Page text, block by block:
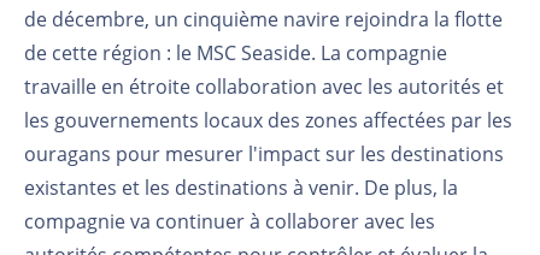
de décembre, un cinquième navire rejoindra la flotte
de cette région : le MSC Seaside. La compagnie
travaille en étroite collaboration avec les autorités et
les gouvernements locaux des zones affectées par les
ouragans pour mesurer l'impact sur les destinations
existantes et les destinations à venir. De plus, la
compagnie va continuer à collaborer avec les